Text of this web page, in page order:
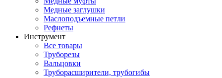
Медные заглушки
Маслоподъемные петли
Рефнеты
Инструмент
Все товары
Труборезы
Вальцовки
Труборасширители, трубогибы